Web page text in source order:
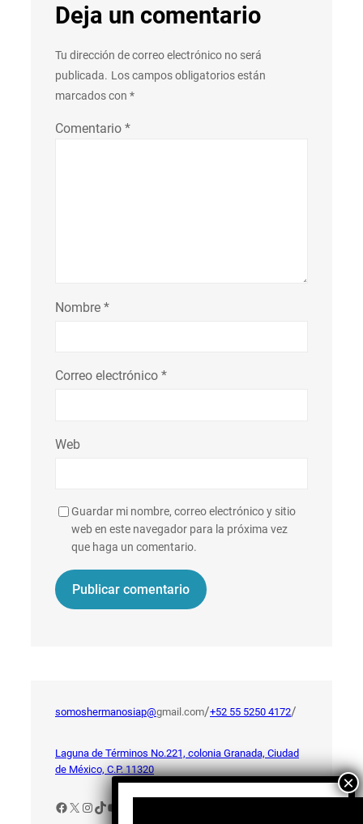
Deja un comentario
Tu dirección de correo electrónico no será
publicada. Los campos obligatorios están
marcados con *
Comentario *
Nombre *
Correo electrónico *
Web
Guardar mi nombre, correo electrónico y sitio
web en este navegador para la próxima vez
que haga un comentario.
somoshermanosiap@gmail.com/+52 55 5250 4172/
Laguna de Términos No.221, colonia Granada, Ciudad
de México, C.P. 11320
Facebook
X Instagram
TikTok
YouTube